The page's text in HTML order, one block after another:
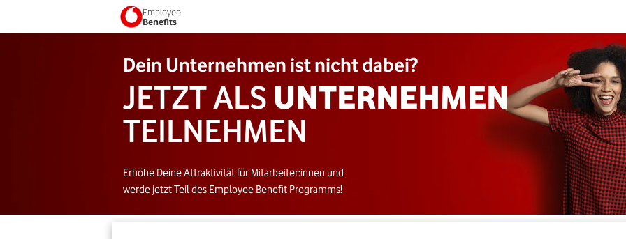
Employee
Benefits
Dein Unternehmen ist nicht dabei?
JETZT ALS UNTERNEHMEN
TEILNEHMEN
Erhöhe Deine Attraktivität für Mitarbeiter:innen und
werde jetzt Teil des Employee Benefit Programms!